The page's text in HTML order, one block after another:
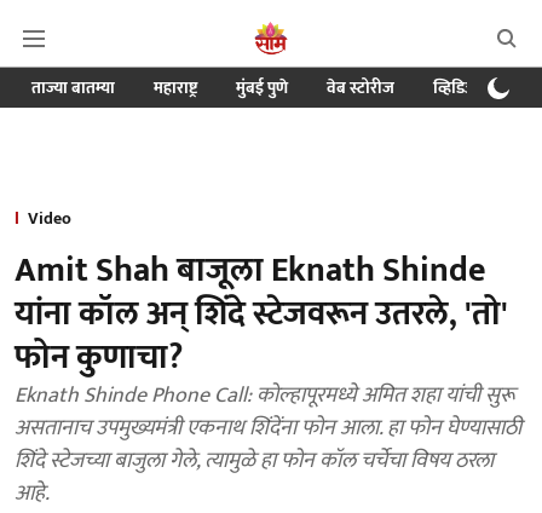
ताज्या बातम्या महाराष्ट्र मुंबई पुणे वेब स्टोरीज व्हिडिओ
Video
Amit Shah बाजूला Eknath Shinde
यांना कॉल अन् शिंदे स्टेजवरून उतरले, 'तो'
फोन कुणाचा?
Eknath Shinde Phone Call: कोल्हापूरमध्ये अमित शहा यांची सुरू
असतानाच उपमुख्यमंत्री एकनाथ शिंदेंना फोन आला. हा फोन घेण्यासाठी
शिंदे स्टेजच्या बाजुला गेले, त्यामुळे हा फोन कॉल चर्चेचा विषय ठरला
आहे.